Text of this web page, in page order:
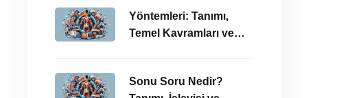
ÖABT İlişkisi
Yöntemleri: Tanımı,
Temel Kavramları ve
Sonu Soru Nedir?